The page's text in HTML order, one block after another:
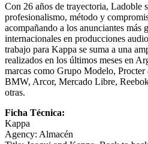
Con 26 años de trayectoria, Ladoble
profesionalismo, método y
acompañando a los anunciantes más
internacionales en producciones
trabajo para Kappa se suma a una
realizados en los últimos meses en
marcas como Grupo Modelo,
BMW, Arcor, Mercado Libre,
otras.
Ficha Técnica:
Kappa
Agency: Almacén